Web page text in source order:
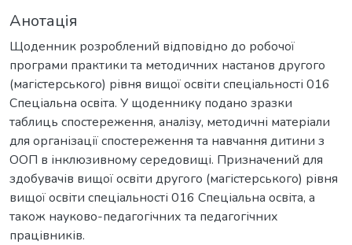
Анотація
Щоденник розроблений відповідно до робочої
програми практики та методичних настанов другого
(магістерського) рівня вищої освіти спеціальності 016
Спеціальна освіта. У щоденнику подано зразки
таблиць спостереження, аналізу, методичні матеріали
для організації спостереження та навчання дитини з
ООП в інклюзивному середовищі. Призначений для
здобувачів вищої освіти другого (магістерського) рівня
вищої освіти спеціальності 016 Спеціальна освіта, а
також науково-педагогічних та педагогічних
працівників.